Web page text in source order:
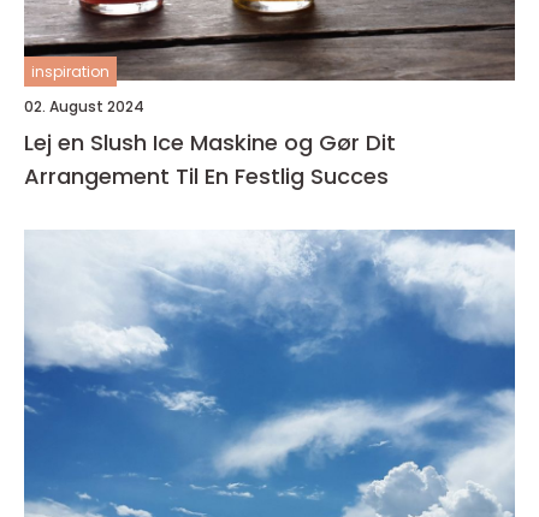
inspiration
02. August 2024
Lej en Slush Ice Maskine og Gør Dit
Arrangement Til En Festlig Succes